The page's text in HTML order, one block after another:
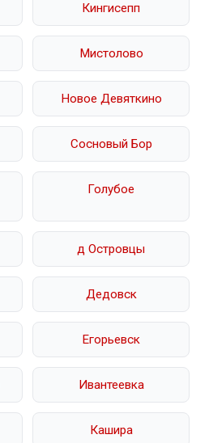
Кингисепп
Мистолово
Новое Девяткино
Сосновый Бор
Голубое
д Островцы
Дедовск
Егорьевск
Ивантеевка
Кашира